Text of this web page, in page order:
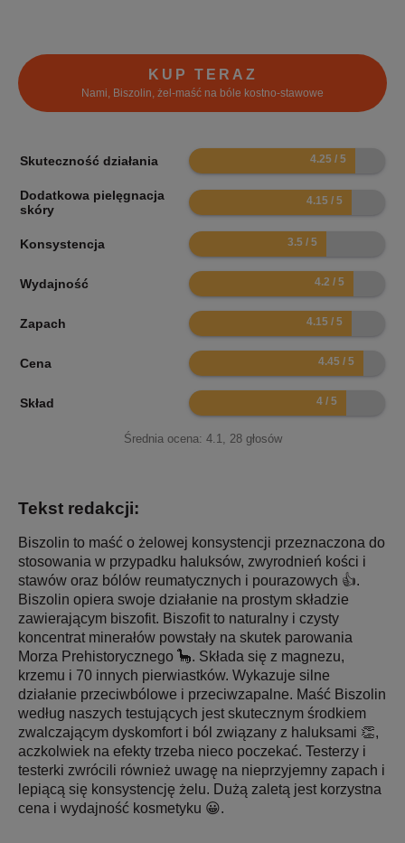
KUP TERAZ
Nami, Biszolin, żel-maść na bóle kostno-stawowe
Skuteczność działania 8.5
Dodatkowa pielęgnacja
skóry
8.3
Konsystencja 7
Wydajność 8.4
Zapach 8.3
Cena 8.9
Skład 8
Średnia ocena: 4.1 28głosów
Tekst redakcji:
Biszolin to maść o żelowej konsystencji przeznaczona do
stosowania w przypadku haluksów, zwyrodnień kości i
stawów oraz bólów reumatycznych i pourazowych 👍.
Biszolin opiera swoje działanie na prostym składzie
zawierającym biszofit. Biszofit to naturalny i czysty
koncentrat minerałów powstały na skutek parowania
Morza Prehistorycznego 🦕. Składa się z magnezu,
krzemu i 70 innych pierwiastków. Wykazuje silne
działanie przeciwbólowe i przeciwzapalne. Maść Biszolin
według naszych testujących jest skutecznym środkiem
zwalczającym dyskomfort i ból związany z haluksami 👏,
aczkolwiek na efekty trzeba nieco poczekać. Testerzy i
testerki zwrócili również uwagę na nieprzyjemny zapach i
lepiącą się konsystencję żelu. Dużą zaletą jest korzystna
cena i wydajność kosmetyku 😀.